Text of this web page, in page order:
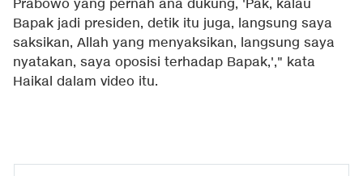
Prabowo yang pernah ana dukung, 'Pak, kalau
Bapak jadi presiden, detik itu juga, langsung saya
saksikan, Allah yang menyaksikan, langsung saya
nyatakan, saya oposisi terhadap Bapak,'," kata
Haikal dalam video itu.